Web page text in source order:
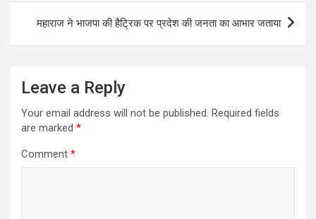
महाराज ने भाजपा की हैट्रिक पर प्रदेश की जनता का आभार जताया
Leave a Reply
Your email address will not be published. Required fields
are marked *
Comment *